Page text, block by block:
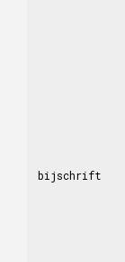
bijschrift